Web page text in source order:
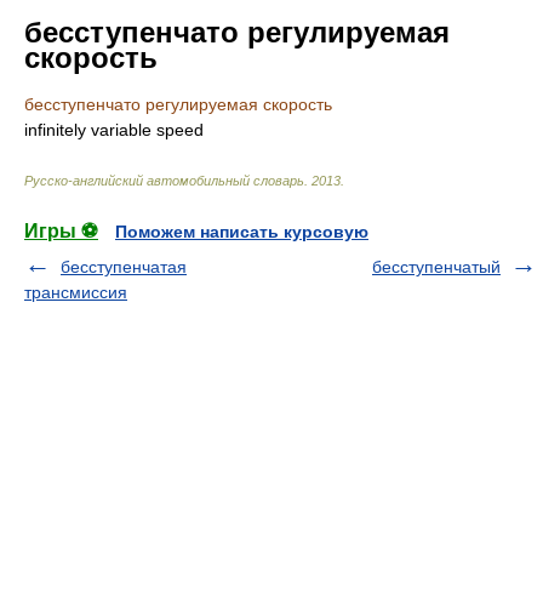
бесступенчато регулируемая
скорость
бесступенчато регулируемая скорость
infinitely variable speed
Русско-английский автомобильный словарь 2013
Игры ⚽
Поможем написать курсовую
бесступенчатая
трансмиссия
бесступенчатый